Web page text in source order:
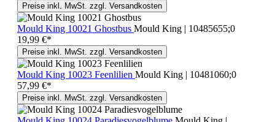
Preise inkl. MwSt. zzgl. Versandkosten
Mould King 10021 Ghostbus Mould King | 10485655;0
19,99 €*
Preise inkl. MwSt. zzgl. Versandkosten
Mould King 10023 Feenlilien Mould King | 10481060;0
57,99 €*
Preise inkl. MwSt. zzgl. Versandkosten